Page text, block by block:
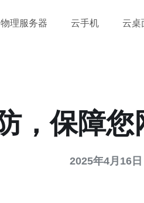
物理服务器 云手机 云桌
，保障
2025年4月16日